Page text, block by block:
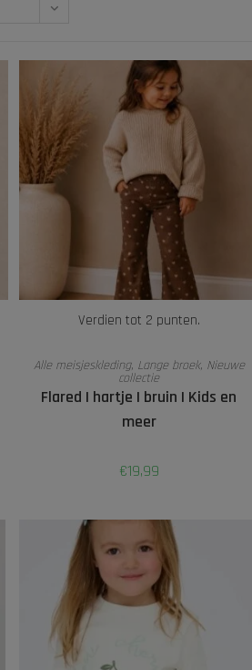
Verdien tot 2 punten.
OPTIES SELECTEREN
Alle meisjeskleding, Lange broek, Nieuwe
collectie
Flared | hartje | bruin | Kids en
meer
€19,99